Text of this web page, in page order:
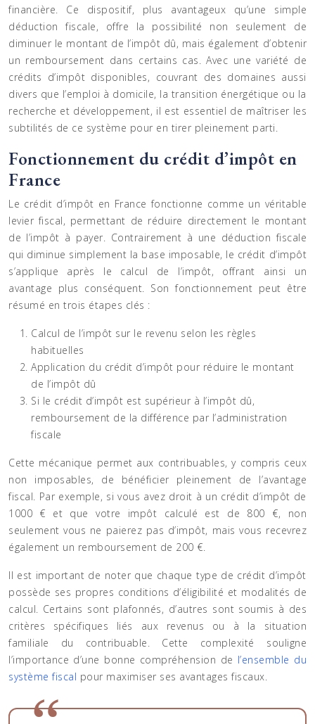
financière. Ce dispositif, plus avantageux qu’une simple
déduction fiscale, offre la possibilité non seulement de
diminuer le montant de l’impôt dû, mais également d’obtenir
un remboursement dans certains cas. Avec une variété de
crédits d’impôt disponibles, couvrant des domaines aussi
divers que l’emploi à domicile, la transition énergétique ou la
recherche et développement, il est essentiel de maîtriser les
subtilités de ce système pour en tirer pleinement parti.
Fonctionnement du crédit d’impôt en
France
Le crédit d’impôt en France fonctionne comme un véritable
levier fiscal, permettant de réduire directement le montant
de l’impôt à payer. Contrairement à une déduction fiscale
qui diminue simplement la base imposable, le crédit d’impôt
s’applique après le calcul de l’impôt, offrant ainsi un
avantage plus conséquent. Son fonctionnement peut être
résumé en trois étapes clés :
Calcul de l’impôt sur le revenu selon les règles
habituelles
Application du crédit d’impôt pour réduire le montant
de l’impôt dû
Si le crédit d’impôt est supérieur à l’impôt dû,
remboursement de la différence par l’administration
fiscale
Cette mécanique permet aux contribuables, y compris ceux
non imposables, de bénéficier pleinement de l’avantage
fiscal. Par exemple, si vous avez droit à un crédit d’impôt de
1000 € et que votre impôt calculé est de 800 €, non
seulement vous ne paierez pas d’impôt, mais vous recevrez
également un remboursement de 200 €.
Il est important de noter que chaque type de crédit d’impôt
possède ses propres conditions d’éligibilité et modalités de
calcul. Certains sont plafonnés, d’autres sont soumis à des
critères spécifiques liés aux revenus ou à la situation
familiale du contribuable. Cette complexité souligne
l’importance d’une bonne compréhension de l’ensemble du
système fiscal pour maximiser ses avantages fiscaux.